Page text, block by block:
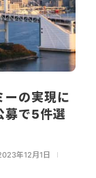
ーの実現に
募で5件選
年12月1日